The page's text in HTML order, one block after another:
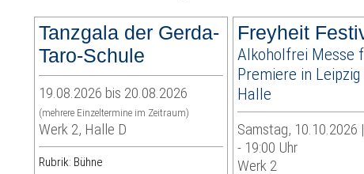
Tanzgala der Gerda-
Taro-Schule
19.08.2026 bis 20.08.2026
(mehrere Einzeltermine im Zeitraum)
Werk 2, Halle D
Rubrik: Bühne
Freyheit
Alkoholfrei Messe
Premiere in Leipzig
Halle
Samstag, 10.10.2026
- 19:00 Uhr
Werk 2